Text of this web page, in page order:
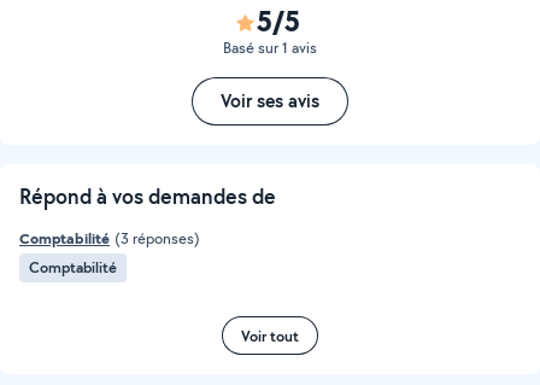
5/5
Basé sur 1 avis
Voir ses avis
Répond à vos demandes de
Comptabilité (3 réponses)
Comptabilité
Voir tout